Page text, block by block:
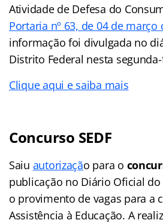
Atividade de Defesa do
Portaria nº 63, de 04 de março
informação foi divulgada no
Distrito Federal nesta
Clique aqui e saiba mais
Concurso SEDF
Saiu autorização para o
publicação no Diário Oficial do
o provimento de vagas para a
Assistência à Educação. A